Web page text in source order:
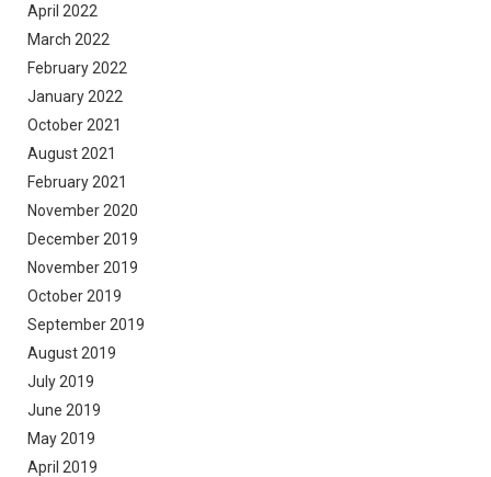
April 2022
March 2022
February 2022
January 2022
October 2021
August 2021
February 2021
November 2020
December 2019
November 2019
October 2019
September 2019
August 2019
July 2019
June 2019
May 2019
April 2019